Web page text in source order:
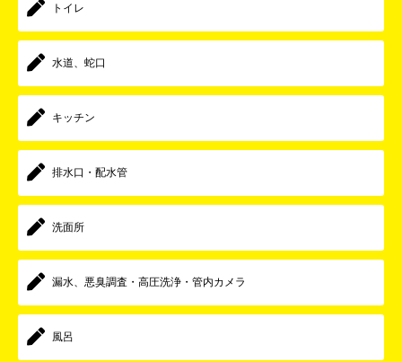
トイレ
水道、蛇口
キッチン
排水口・配水管
洗面所
漏水、悪臭調査・高圧洗浄・管内カメラ
風呂